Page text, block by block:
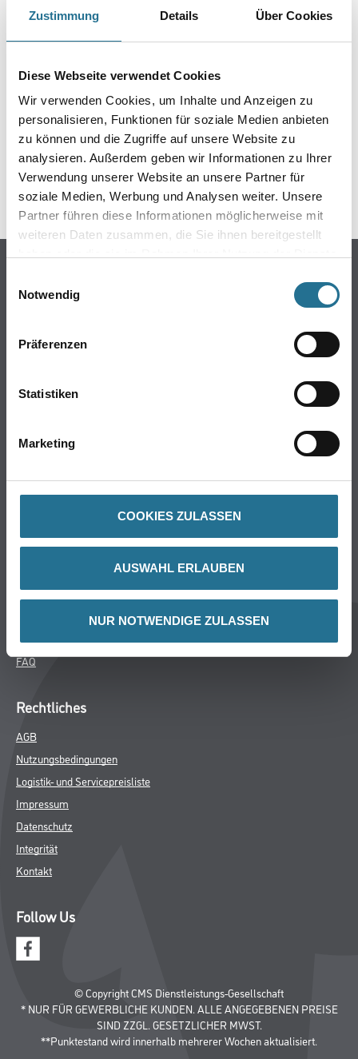
Zustimmung Details Über Cookies
Diese Webseite verwendet Cookies
Wir verwenden Cookies, um Inhalte und Anzeigen zu
personalisieren, Funktionen für soziale Medien anbieten
zu können und die Zugriffe auf unsere Website zu
analysieren. Außerdem geben wir Informationen zu Ihrer
Verwendung unserer Website an unsere Partner für
soziale Medien, Werbung und Analysen weiter. Unsere
Partner führen diese Informationen möglicherweise mit
weiteren Daten zusammen, die Sie ihnen bereitgestellt
Notwendig
Präferenzen
Statistiken
Marketing
COOKIES ZULASSEN
AUSWAHL ERLAUBEN
NUR NOTWENDIGE ZULASSEN
PRODUKTEIGENSCHAFTEN
ZUSATZINFOS
GEFAHRENHINWEISE
SPEZIFIKATIONEN
Farbe
Trockenbau
Verbrauchsmaterialien
Über uns
Aktuelles
Karriere
HAMSTA
FAQ
Rechtliches
AGB
Nutzungsbedingungen
Logistik- und Servicepreisliste
Impressum
Datenschutz
Integrität
Kontakt
Follow Us
© Copyright CMS Dienstleistungs-Gesellschaft
* NUR FÜR GEWERBLICHE KUNDEN. ALLE ANGEGEBENEN PREISE
SIND ZZGL. GESETZLICHER MWST.
**Punktestand wird innerhalb mehrerer Wochen aktualisiert.